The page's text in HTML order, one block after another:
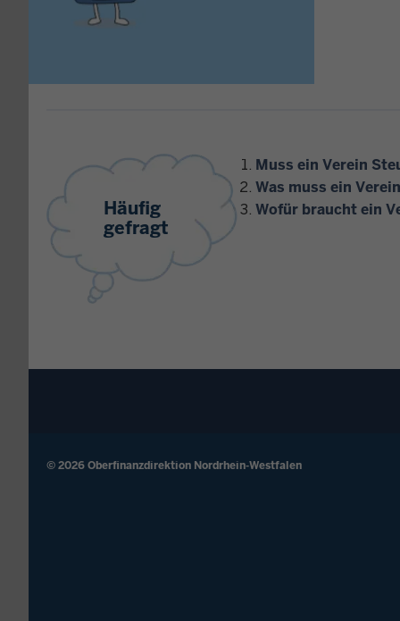
Häufig
gefragt
Muss ein Verein
Was muss ein
Wofür braucht ein
© 2026 Oberfinanzdirektion Nordrhein-Westfalen